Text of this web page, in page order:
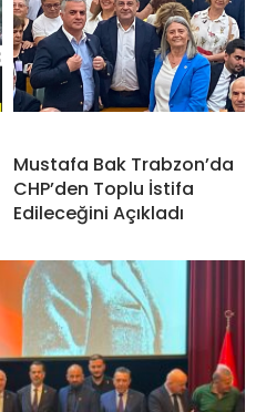
Mustafa Bak Trabzon’da
CHP’den Toplu İstifa
Edileceğini Açıkladı